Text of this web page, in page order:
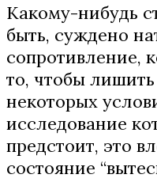
Какому-нибудь
быть, суждено
сопротивление,
то, чтобы
некоторых
исследование
предстоит, это
состояние